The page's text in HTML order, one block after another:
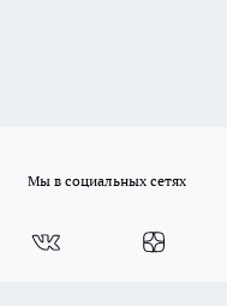
Мы в социальных сетях